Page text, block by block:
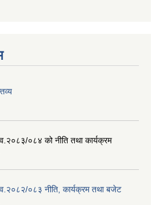
०८४ को नीति तथा कार्यक्रम
०८३ नीति, कार्यक्रम तथा बजेट